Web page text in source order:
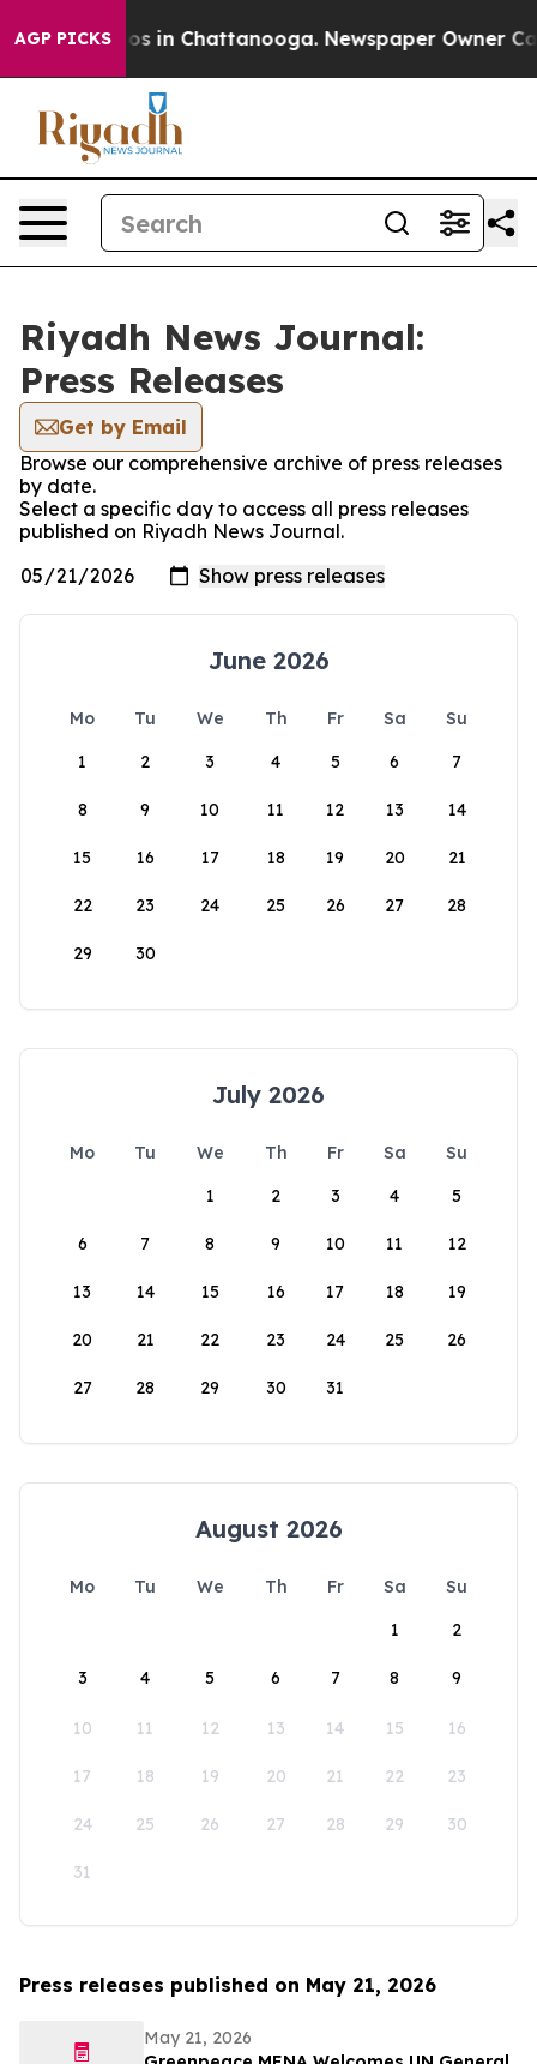
AGP PICKS
Chaos in Chattanooga. Newspaper Owner
Riyadh News Journal:
Press Releases
Get by Email
Browse our comprehensive archive of press releases
by date.
Select a specific day to access all press releases
published on Riyadh News Journal.
June 2026
Mo Tu We Th Fr Sa
Su
1
2 3 4 5 6 7
8 9 10 11 12 13 14
15 16 17 18 19 20 21
22 23 24 25 26 27 28
29 30
July 2026
Mo Tu We Th Fr Sa
Su
1
2 3 4 5
6 7 8 9 10 11 12
13 14 15 16 17 18 19
20 21 22 23 24 25 26
27 28 29 30 31
August 2026
Mo Tu We Th Fr Sa
Su
1
2
3 4 5 6 7 8 9
10 11 12 13 14 15 16
17 18 19 20 21 22 23
24 25 26 27 28 29 30
31
Press releases published on May 21, 2026
May 21, 2026